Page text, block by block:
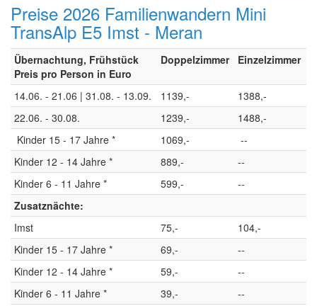
Preise 2026 Familienwandern Mini
TransAlp E5 Imst - Meran
Übernachtung, Frühstück
Preis pro Person in Euro
Doppelzimmer Einzelzimmer
14.06. - 21.06 | 31.08. - 13.09. 1139,-
1388,-
22.06. - 30.08.
1239,-
1488,-
Kinder 15 - 17 Jahre *
1069,-
--
Kinder 12 - 14 Jahre *
889,-
--
Kinder 6 - 11 Jahre *
599,-
--
Zusatznächte:
Imst
75,-
104,-
Kinder 15 - 17 Jahre *
69,-
--
Kinder 12 - 14 Jahre *
59,-
--
Kinder 6 - 11 Jahre *
39,- --